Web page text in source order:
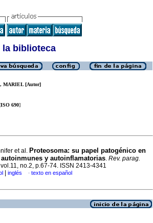
la biblioteca
MARIEL [Autor]
ISO 690]
et al. Proteosoma: su papel patogénico en
autoinmunes y autoinflamatorias. Rev. parag.
no.2, p.67-74. ISSN 2413-4341
inglés · texto en español